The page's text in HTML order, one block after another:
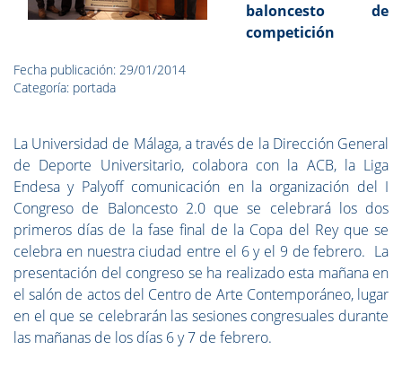
baloncesto de
competición
Fecha publicación: 29/01/2014
Categoría: portada
La Universidad de Málaga, a través de la Dirección General
de Deporte Universitario, colabora con la ACB, la Liga
Endesa y Palyoff comunicación en la organización del I
Congreso de Baloncesto 2.0 que se celebrará los dos
primeros días de la fase final de la Copa del Rey que se
celebra en nuestra ciudad entre el 6 y el 9 de febrero. La
presentación del congreso se ha realizado esta mañana en
el salón de actos del Centro de Arte Contemporáneo, lugar
en el que se celebrarán las sesiones congresuales durante
las mañanas de los días 6 y 7 de febrero.